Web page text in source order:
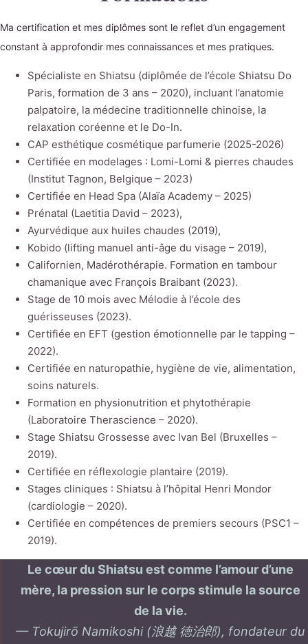
Ma certification et mes diplômes sont le reflet d’un engagement
constant à approfondir mes connaissances et mes pratiques.
Spécialiste en Shiatsu (diplômée de l’école Shiatsu Do
Paris, formation de 3 ans – 2020), incluant l’anatomie
palpatoire, la médecine traditionnelle chinoise, la
relaxation coréenne et le Do-In.
CAP esthétique cosmétique parfumerie (2025-2026)
Certifiée en modelages : Lomi-Lomi & pierres chaudes
(Institut Tagnon, Belgique – 2023)
Certifiée en Head Spa (Alaïa Academy – 2025)
Prénatal (Laetitia David – 2023),
Ayurvédique aux huiles chaudes (2019),
Kobido (lifting manuel anti-âge du visage – 2019),
Californien, Madérothérapie. Formation en tambour
chamanique avec François Braibant (2023).
Stage de 10 mois avec Mélodie à l’école des
guérisseuses (2023).
Certifiée en EFT (gestion émotionnelle par le tapping –
2022).
Certifiée en naturopathie, hygiène de vie, alimentation,
soins naturels.
Formation en physionutrition et phytothérapie
(Laboratoire Therascience – 2020).
Stage Shiatsu Grossesse avec Ivan Bel (Bruxelles –
2019).
Certifiée en réflexologie plantaire (2019).
Stages cliniques : Shiatsu à l’hôpital Henri Mondor
(cardiologie – 2020).
Certifiée en compétences de premiers secours (PSC1 –
2019).
Le cœur du Shiatsu est comme l’amour d’une
mère, la pression sur le corps stimule la source
de la vie.
— Tokujirō Namikoshi (浪越 徳治郎), fondateur du